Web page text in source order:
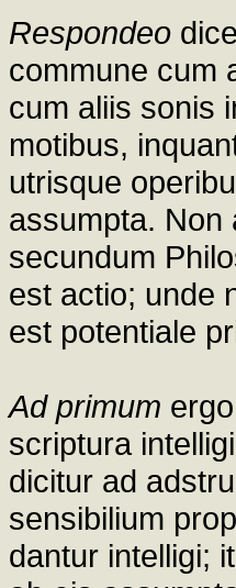
Respondeo
commune cum
cum aliis sonis
motibus,
utrisque
assumpta. Non
secundum
est actio; unde
est potentiale
Ad primum
scriptura
dicitur ad
sensibilium
dantur intelligi;